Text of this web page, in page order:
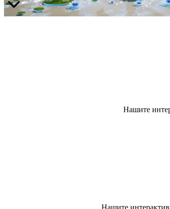
Нашите
Нашите